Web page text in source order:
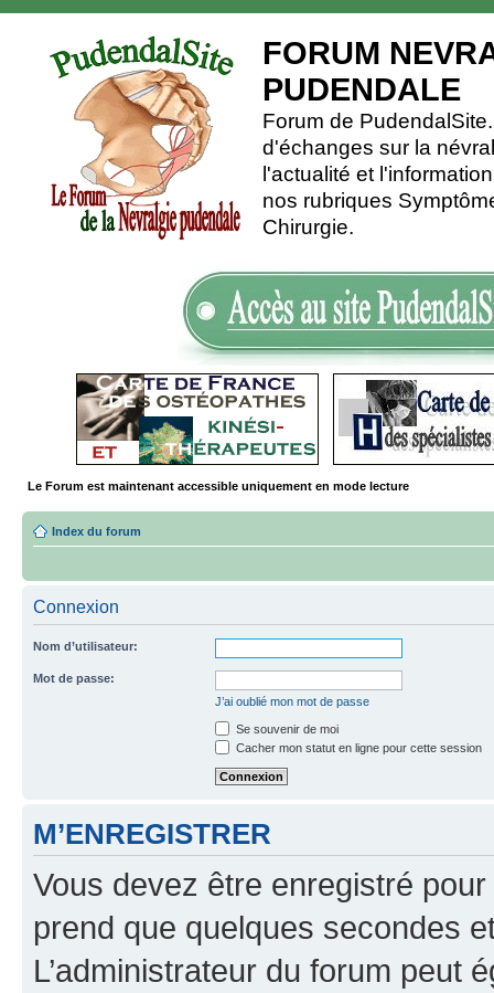
FORUM
PUDENDALE
Forum de
d'échanges sur la
l'actualité et
nos rubriques
Chirurgie.
Le Forum est maintenant accessible uniquement en mode lecture
Index du forum
Connexion
Nom d’utilisateur:
Mot de passe:
J’ai oublié mon mot de passe
Se souvenir de moi
Cacher mon statut en ligne pour cette session
M’ENREGISTRER
Vous devez être enregistré
prend que quelques secondes
L’administrateur du forum peut